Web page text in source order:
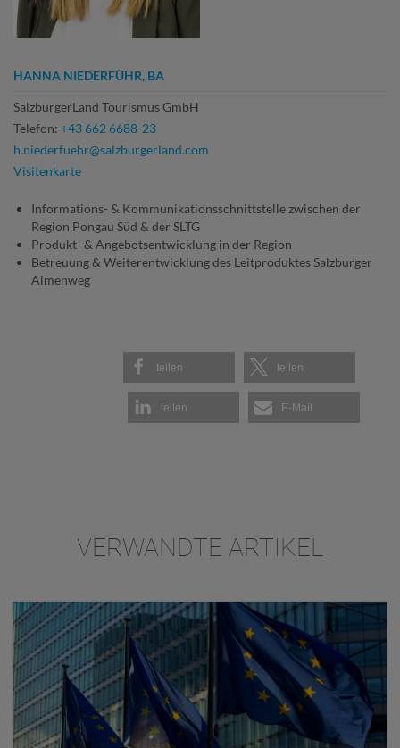
HANNA NIEDERFÜHR, BA
SalzburgerLand Tourismus GmbH
Telefon: +43 662 6688-23
h.niederfuehr@salzburgerland.com
Visitenkarte
Informations- & Kommunikationsschnittstelle zwischen der
Region Pongau Süd & der SLTG
Produkt- & Angebotsentwicklung in der Region
Betreuung & Weiterentwicklung des Leitproduktes Salzburger
Almenweg
teilen teilen
teilen E-Mail
VERWANDTE ARTIKEL